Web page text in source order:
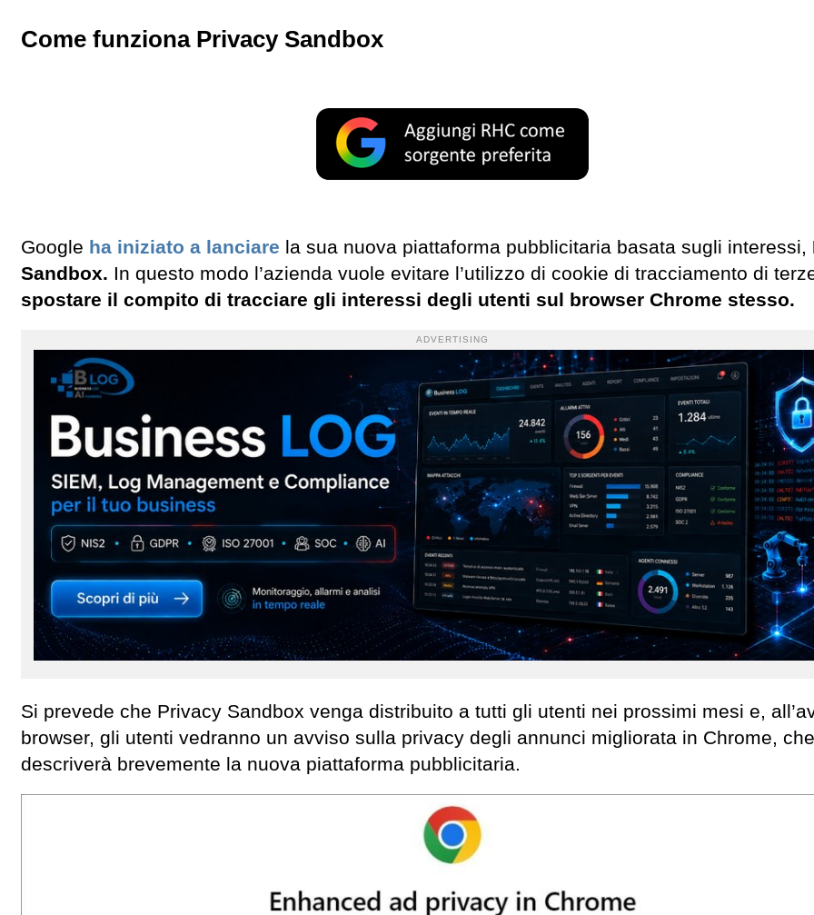
Come funziona Privacy Sandbox
Google ha iniziato a lanciare la sua nuova piattaforma pubblicitaria basata sugli interessi,
Sandbox. In questo modo l’azienda vuole evitare l’utilizzo di cookie di tracciamento di
spostare il compito di tracciare gli interessi degli utenti sul browser Chrome stesso.
ADVERTISING
Si prevede che Privacy Sandbox venga distribuito a tutti gli utenti nei prossimi mesi e,
browser, gli utenti vedranno un avviso sulla privacy degli annunci migliorata in Chrome, che
descriverà brevemente la nuova piattaforma pubblicitaria.